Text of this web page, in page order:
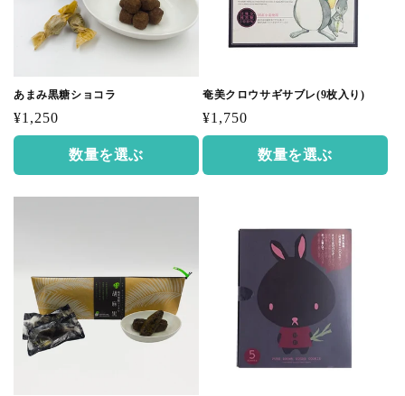
あまみ黒糖ショコラ
通
常
格
¥1,250
数量を選ぶ
奄美クロウサギサブレ(9枚入り)
通
常
格
¥1,750
数量を選ぶ